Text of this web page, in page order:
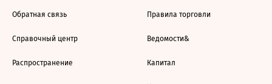
Обратная связь
Справочный центр
Распространение
Правила торговли
Ведомости&
Капитал